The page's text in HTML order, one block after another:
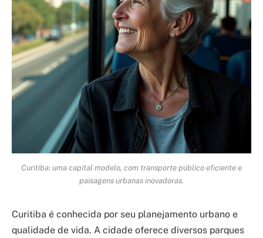
Curitiba: uma capital modelo, com transporte público eficiente e
paisagens urbanas inovadoras.
Curitiba é conhecida por seu planejamento urbano e
qualidade de vida. A cidade oferece diversos parques